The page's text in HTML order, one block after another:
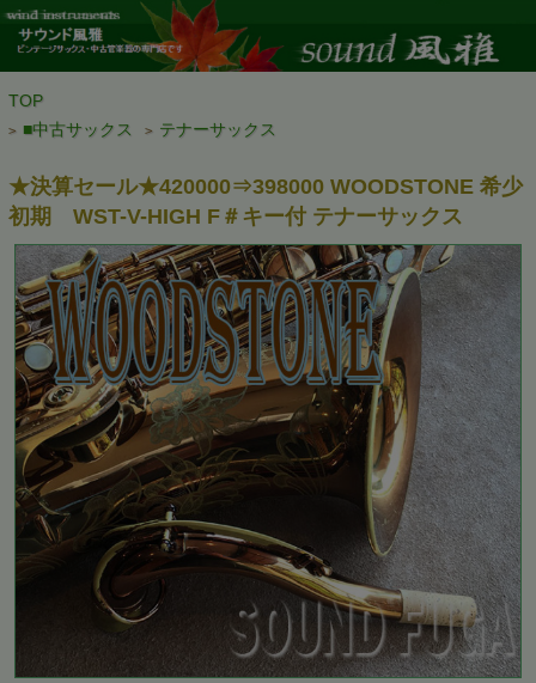
TOP
> ■中古サックス > テナーサックス
★決算セール★420000⇒398000 WOODSTONE 希少
初期 WST-V-HIGH F＃キー付 テナーサックス